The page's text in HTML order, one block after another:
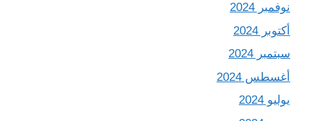
نوفمبر 2024
أكتوبر 2024
سبتمبر 2024
أغسطس 2024
يوليو 2024